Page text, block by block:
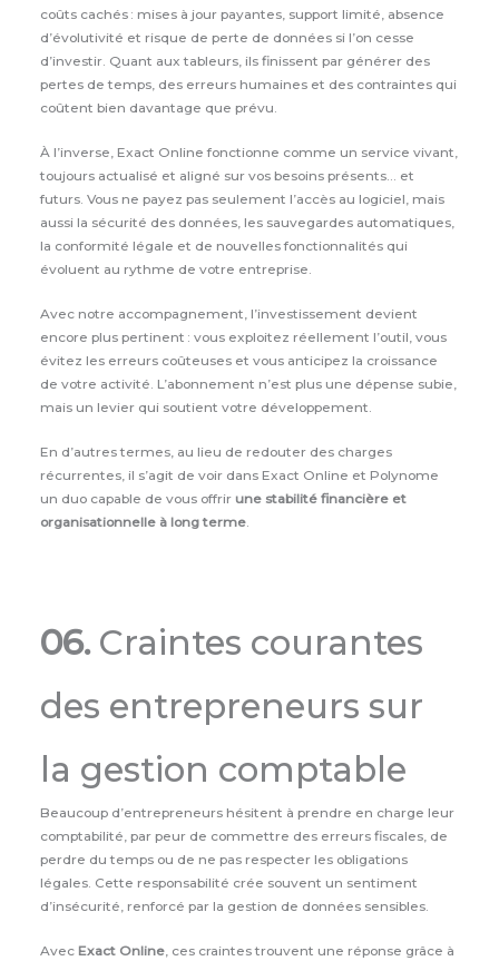
coûts cachés : mises à jour payantes, support limité, absence
d’évolutivité et risque de perte de données si l’on cesse
d’investir. Quant aux tableurs, ils finissent par générer des
pertes de temps, des erreurs humaines et des contraintes qui
coûtent bien davantage que prévu.
À l’inverse, Exact Online fonctionne comme un service vivant,
toujours actualisé et aligné sur vos besoins présents… et
futurs. Vous ne payez pas seulement l’accès au logiciel, mais
aussi la sécurité des données, les sauvegardes automatiques,
la conformité légale et de nouvelles fonctionnalités qui
évoluent au rythme de votre entreprise.
Avec notre accompagnement, l’investissement devient
encore plus pertinent : vous exploitez réellement l’outil, vous
évitez les erreurs coûteuses et vous anticipez la croissance
de votre activité. L’abonnement n’est plus une dépense subie,
mais un levier qui soutient votre développement.
En d’autres termes, au lieu de redouter des charges
récurrentes, il s’agit de voir dans Exact Online et Polynome
un duo capable de vous offrir une stabilité financière et
organisationnelle à long terme.
06.Craintes courantes
des entrepreneurs sur
la gestion comptable
Beaucoup d’entrepreneurs hésitent à prendre en charge leur
comptabilité, par peur de commettre des erreurs fiscales, de
perdre du temps ou de ne pas respecter les obligations
légales. Cette responsabilité crée souvent un sentiment
d’insécurité, renforcé par la gestion de données sensibles.
Avec Exact Online, ces craintes trouvent une réponse grâce à